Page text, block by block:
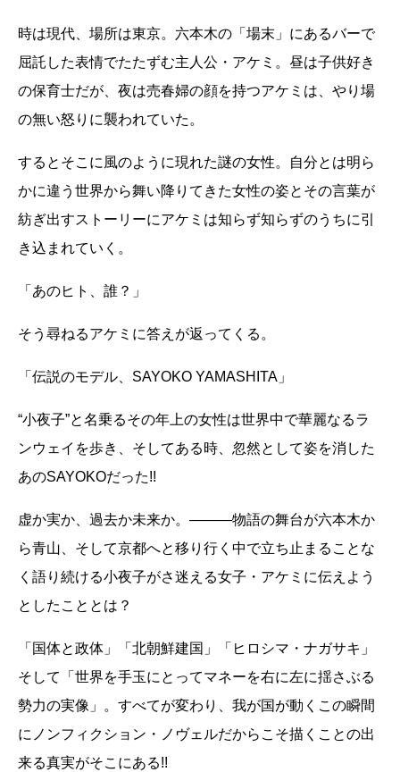
時は現代、場所は東京。六本木の「場末」にあるバーで
屈託した表情でたたずむ主人公・アケミ。昼は子供好き
の保育士だが、夜は売春婦の顔を持つアケミは、やり場
の無い怒りに襲われていた。
するとそこに風のように現れた謎の女性。自分とは明ら
かに違う世界から舞い降りてきた女性の姿とその言葉が
紡ぎ出すストーリーにアケミは知らず知らずのうちに引
き込まれていく。
「あのヒト、誰？」
そう尋ねるアケミに答えが返ってくる。
「伝説のモデル、SAYOKO YAMASHITA」
“小夜子”と名乗るその年上の女性は世界中で華麗なるラ
ンウェイを歩き、そしてある時、忽然として姿を消した
あのSAYOKOだった!!
虚か実か、過去か未来か。―――物語の舞台が六本木か
ら青山、そして京都へと移り行く中で立ち止まることな
く語り続ける小夜子がさ迷える女子・アケミに伝えよう
としたこととは？
「国体と政体」「北朝鮮建国」「ヒロシマ・ナガサキ」
そして「世界を手玉にとってマネーを右に左に揺さぶる
勢力の実像」。すべてが変わり、我が国が動くこの瞬間
にノンフィクション・ノヴェルだからこそ描くことの出
来る真実がそこにある!!